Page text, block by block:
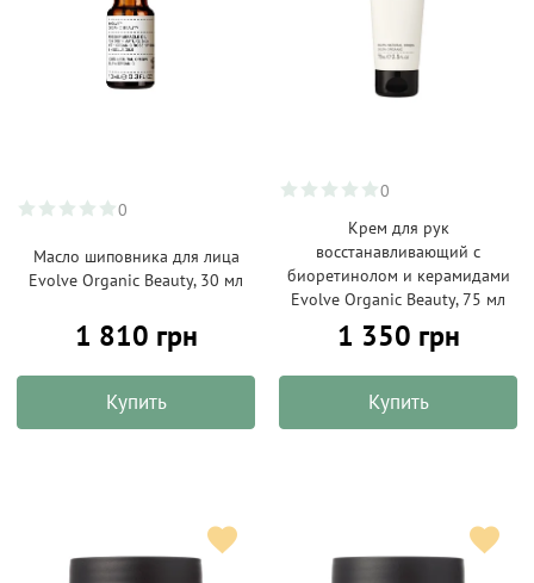
0
Масло шиповника для лица
Evolve Organic Beauty, 30 мл
1 810 грн
Купить
0
Крем для рук
восстанавливающий с
биоретинолом и керамидами
Evolve Organic Beauty, 75 мл
1 350 грн
Купить